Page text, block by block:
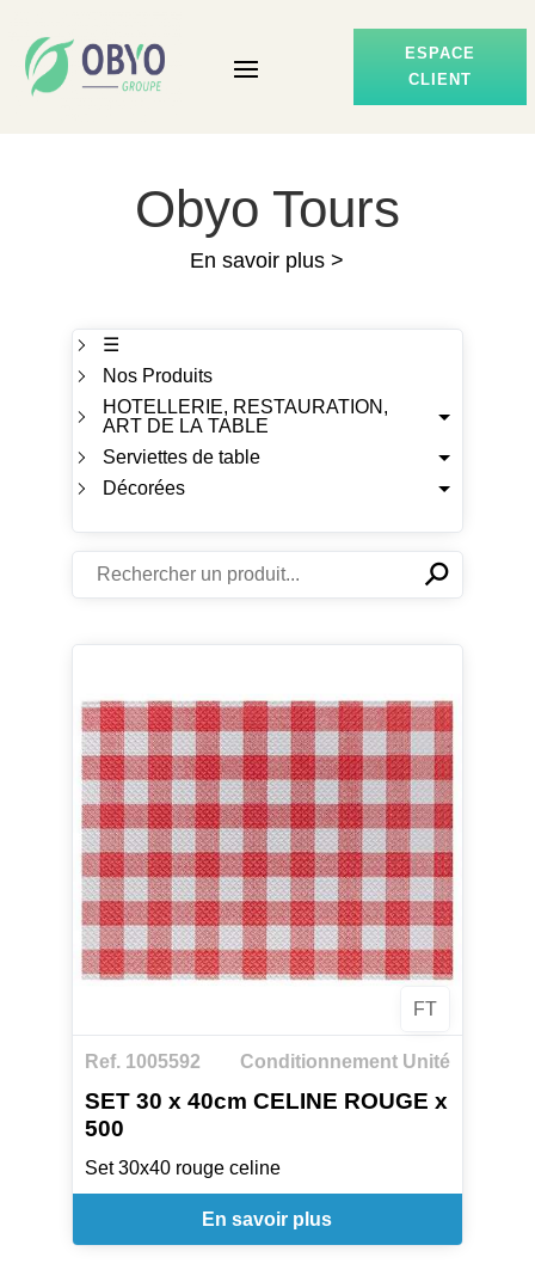
ESPACE
CLIENT
Obyo Tours
En savoir plus >
☰
Nos Produits
HOTELLERIE, RESTAURATION,
ART DE LA TABLE
Serviettes de table
Décorées
✕⚲
FT
Ref. 1005592 Conditionnement Unité
SET 30 x 40cm CELINE ROUGE x
500
Set 30x40 rouge celine
En savoir plus